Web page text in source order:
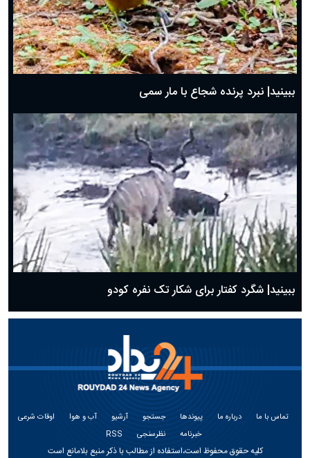
ببینید| نبرد پرنده شجاع با مار سمی
ببینید| شگرد کفتار برای شکار تک نفره کودو
تماس با ما درباره ما پیوندها جستجو آرشیو آب و هوا
اوقات شرعی
خبرنامه
نظرسنجی RSS
کلیه حقوق محفوظ است،استفاده از مطالب با ذکر منبع بلامانع است